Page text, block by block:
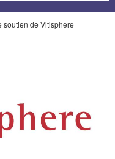
soutien de Vitisphere